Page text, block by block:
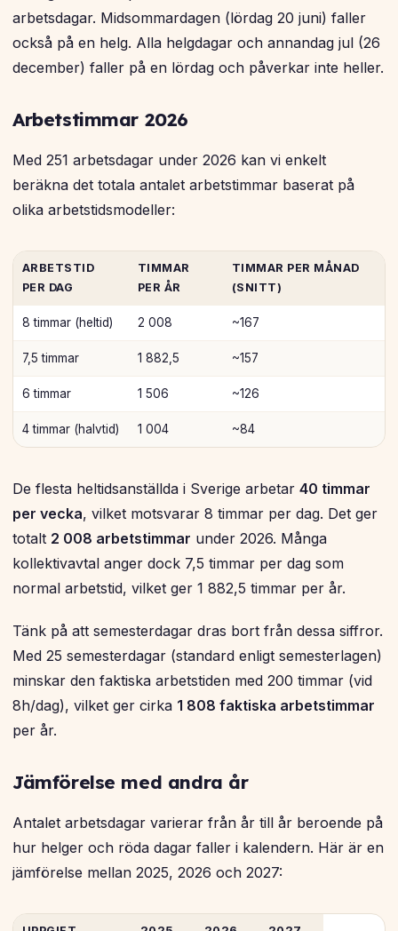
arbetsdagar. Midsommardagen (lördag 20 juni) faller
också på en helg. Alla helgdagar och annandag jul (26
december) faller på en lördag och påverkar inte heller.
Arbetstimmar 2026
Med 251 arbetsdagar under 2026 kan vi enkelt
beräkna det totala antalet arbetstimmar baserat på
olika arbetstidsmodeller:
ARBETSTID
PER DAG
TIMMAR
PER ÅR
TIMMAR PER MÅNAD
(SNITT)
8 timmar (heltid) 2 008 ~167
7,5 timmar 1 882,5 ~157
6 timmar 1 506 ~126
4 timmar (halvtid) 1 004 ~84
De flesta heltidsanställda i Sverige arbetar 40 timmar
per vecka, vilket motsvarar 8 timmar per dag. Det ger
totalt 2 008 arbetstimmar under 2026. Många
kollektivavtal anger dock 7,5 timmar per dag som
normal arbetstid, vilket ger 1 882,5 timmar per år.
Tänk på att semesterdagar dras bort från dessa siffror.
Med 25 semesterdagar (standard enligt semesterlagen)
minskar den faktiska arbetstiden med 200 timmar (vid
8h/dag), vilket ger cirka 1 808 faktiska arbetstimmar
per år.
Jämförelse med andra år
Antalet arbetsdagar varierar från år till år beroende på
hur helger och röda dagar faller i kalendern. Här är en
jämförelse mellan 2025, 2026 och 2027: